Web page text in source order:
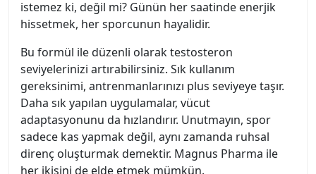
istemez ki, değil mi? Günün her saatinde enerjik
hissetmek, her sporcunun hayalidir.
Bu formül ile düzenli olarak testosteron
seviyelerinizi artırabilirsiniz. Sık kullanım
gereksinimi, antrenmanlarınızı plus seviyeye taşır.
Daha sık yapılan uygulamalar, vücut
adaptasyonunu da hızlandırır. Unutmayın, spor
sadece kas yapmak değil, aynı zamanda ruhsal
direnç oluşturmak demektir. Magnus Pharma ile
her ikisini de elde etmek mümkün.